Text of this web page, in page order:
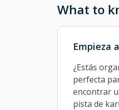
What to
Empieza
¿Estás
perfecta
encontrar
pista de